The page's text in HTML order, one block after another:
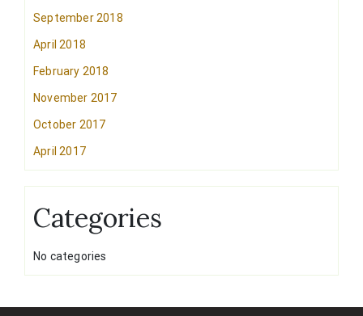
September 2018
April 2018
February 2018
November 2017
October 2017
April 2017
Categories
No categories